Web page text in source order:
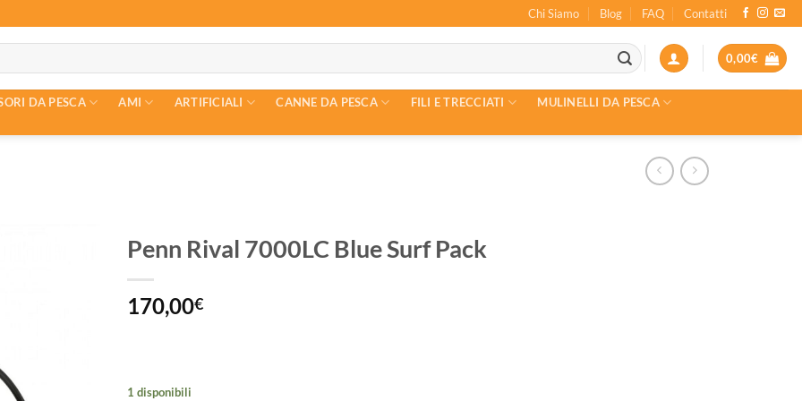
Chi Siamo Blog FAQ Contatti
0,00€
DA PESCA AMI ARTIFICIALI CANNE DA PESCA FILI E TRECCIATI
MULINELLI DA PESCA
Penn Rival 7000LC Blue Surf Pack
170,00€
1 disponibili